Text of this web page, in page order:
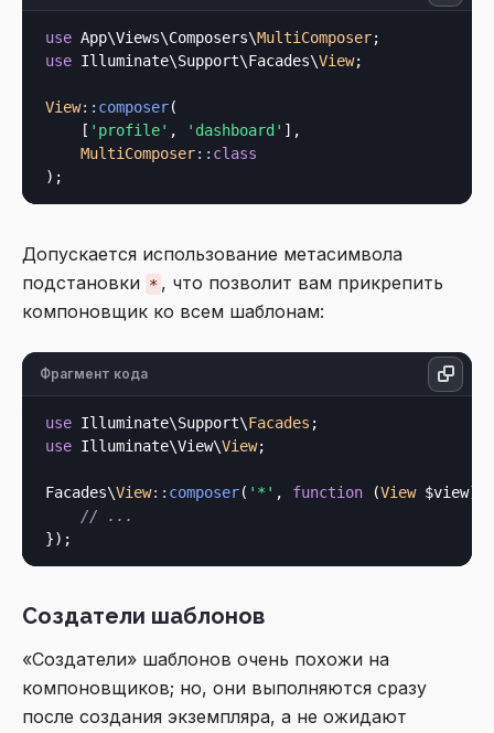
use App\Views\Composers\MultiComposer
use Illuminate\Support\Facades\View;
View:: composer(
    [
'profile' , 'dashboard' ],
MultiComposer:: class
Допускается использование метасимвола
подстановки * , что позволит вам прикрепить
компоновщик ко всем шаблонам:
Фрагмент кода
use Illuminate\Support\Facades
use Illuminate\View\View;
Facades\View:: composer( '*' , function (View $view) {
// ...
Создатели шаблонов
«Создатели» шаблонов очень похожи на
компоновщиков; но, они выполняются сразу
после создания экземпляра, а не ожидают